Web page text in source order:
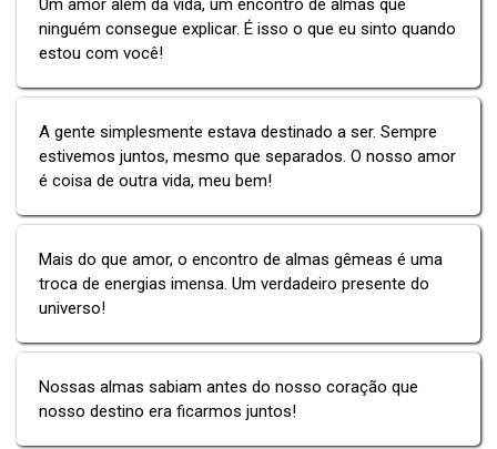
Um amor além da vida, um encontro de almas que
ninguém consegue explicar. É isso o que eu sinto quando
estou com você!
A gente simplesmente estava destinado a ser. Sempre
estivemos juntos, mesmo que separados. O nosso amor
é coisa de outra vida, meu bem!
Mais do que amor, o encontro de almas gêmeas é uma
troca de energias imensa. Um verdadeiro presente do
universo!
Nossas almas sabiam antes do nosso coração que
nosso destino era ficarmos juntos!